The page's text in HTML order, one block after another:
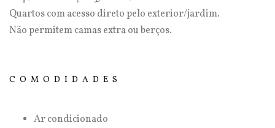
Quartos com acesso direto pelo exterior/jardim.
Não permitem camas extra ou berços.
COMODIDADES
Ar condicionado